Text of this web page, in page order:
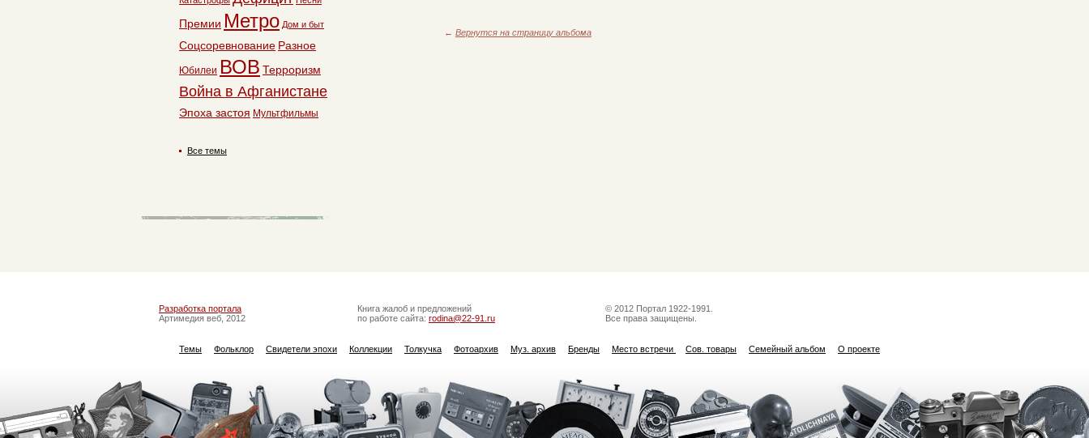
← Вернутся на страницу альбома
Премии Метро Дом и быт
Соцсоревнование Разное
Юбилеи ВОВ Терроризм
Война в Афганистане
Эпоха застоя Мультфильмы
Все темы
Разработка портала
Артимедия веб, 2012
Книга жалоб и предложений
по работе сайта: rodina@22-91.ru
© 2012 Портал 1922-1991.
Все права защищены.
Темы Фольклор Свидетели эпохи Коллекции Толкучка Фотоархив Муз. архив Бренды Место встречи Сов. товары Семейный альбом О проекте